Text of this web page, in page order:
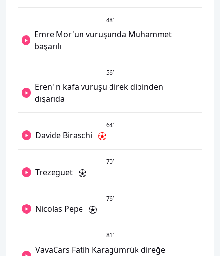
48’
Emre Mor'un vuruşunda Muhammet
başarılı
56’
Eren'in kafa vuruşu direk dibinden
dışarıda
64’
Davide Biraschi
70’
Trezeguet
76’
Nicolas Pepe
81’
VavaCars Fatih Karagümrük direğe